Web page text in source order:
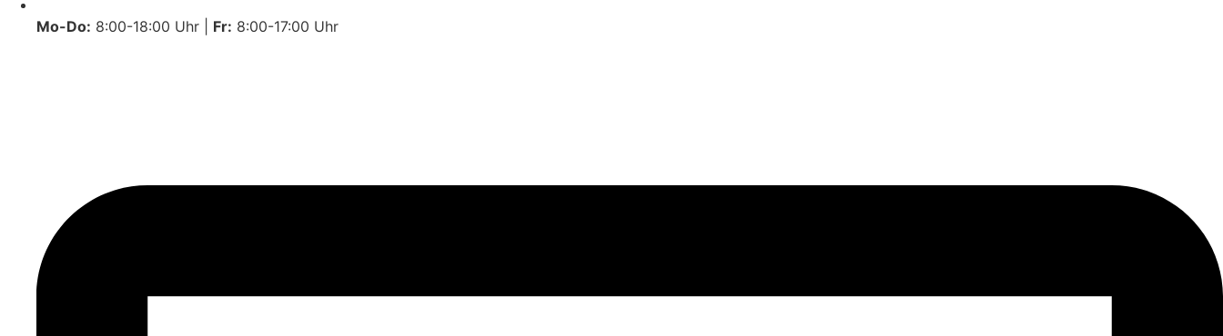
Mo-Do: 8:00-18:00 Uhr | Fr: 8:00-17:00 Uhr